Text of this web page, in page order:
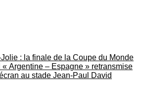
: la finale de la Coupe du Monde
« Argentine – Espagne » retransmise
au stade Jean-Paul David